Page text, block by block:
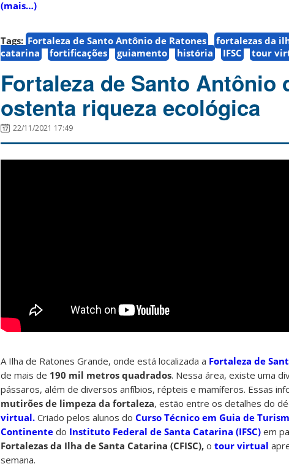
(mais…)
Tags: Fortaleza de Santo Antônio de Ratones
fortalezas da
catarina
fortificações guiamento história IFSC tour
Fortaleza de Santo Antônio
ostenta riqueza ecológica
22/11/2021 17:49
A Ilha de Ratones Grande, onde está localizada a Fortaleza de
de mais de 190 mil metros quadrados. Nessa área, existe uma
pássaros, além de diversos anfíbios, répteis e mamíferos. Essas
mutirões de limpeza da fortaleza, estão entre os detalhes do
virtual. Criado pelos alunos do Curso Técnico em Guia de
Continente do Instituto Federal de Santa Catarina (IFSC) em
Fortalezas da Ilha de Santa Catarina (CFISC), o tour virtual
semana.